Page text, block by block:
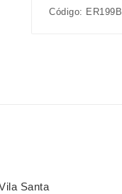
Código: ER199B
Santa